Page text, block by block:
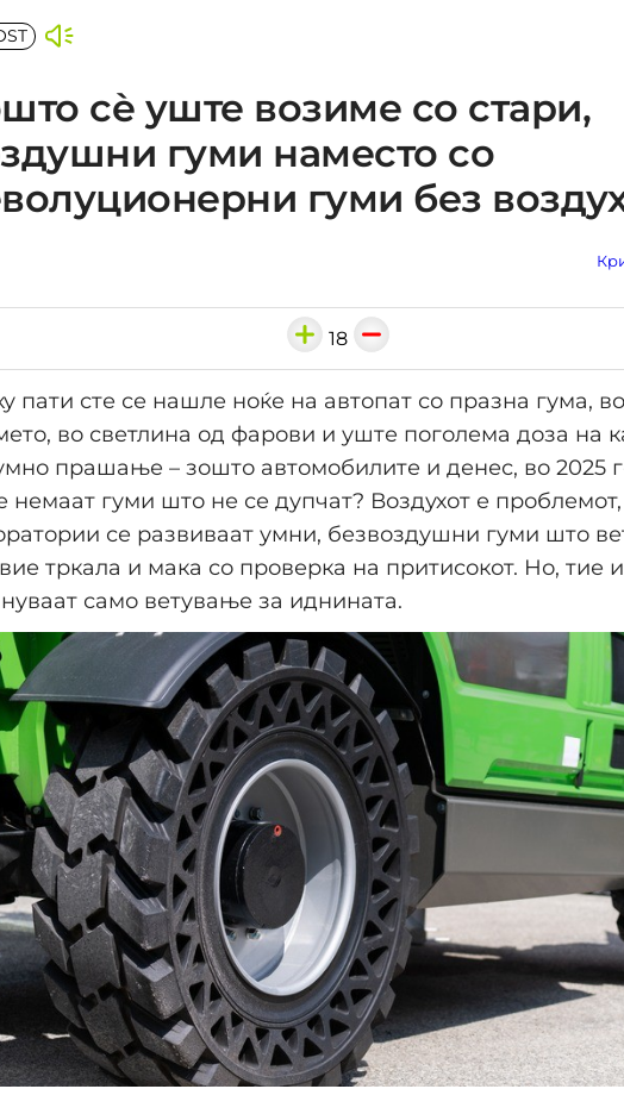
сѐ уште возиме со стари,
гуми наместо со
гуми без
18
пати сте се нашле ноќе на автопат со празна гума,
во светлина од фарови и уште поголема доза на
прашање – зошто автомобилите и денес, во 2025
немаат гуми што не се дупчат? Воздухот е проблемот,
се развиваат умни, безвоздушни гуми што
тркала и мака со проверка на притисокот. Но, тие
само ветување за иднината.